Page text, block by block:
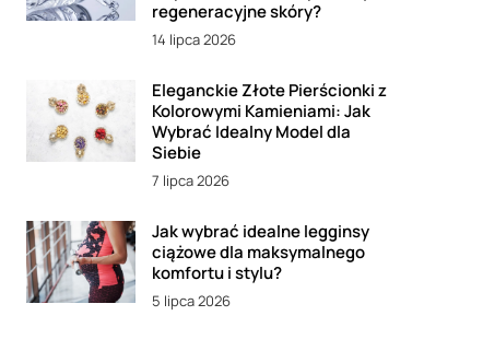
regeneracyjne skóry?
14 lipca 2026
Eleganckie Złote Pierścionki z
Kolorowymi Kamieniami: Jak
Wybrać Idealny Model dla
Siebie
7 lipca 2026
Jak wybrać idealne legginsy
ciążowe dla maksymalnego
komfortu i stylu?
5 lipca 2026